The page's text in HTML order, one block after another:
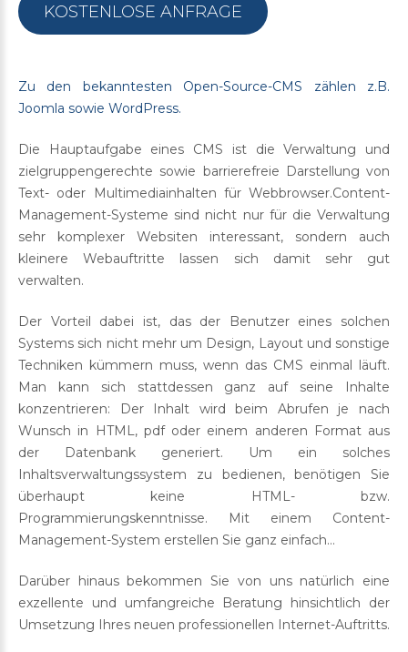
KOSTENLOSE ANFRAGE
Zu den bekanntesten Open-Source-CMS zählen z.B.
Joomla sowie WordPress.
Die Hauptaufgabe eines CMS ist die Verwaltung und
zielgruppengerechte sowie barrierefreie Darstellung von
Text- oder Multimediainhalten für Webbrowser.Content-
Management-Systeme sind nicht nur für die Verwaltung
sehr komplexer Websiten interessant, sondern auch
kleinere Webauftritte lassen sich damit sehr gut
verwalten.
Der Vorteil dabei ist, das der Benutzer eines solchen
Systems sich nicht mehr um Design, Layout und sonstige
Techniken kümmern muss, wenn das CMS einmal läuft.
Man kann sich stattdessen ganz auf seine Inhalte
konzentrieren: Der Inhalt wird beim Abrufen je nach
Wunsch in HTML, pdf oder einem anderen Format aus
der Datenbank generiert. Um ein solches
Inhaltsverwaltungssystem zu bedienen, benötigen Sie
überhaupt keine HTML- bzw.
Programmierungskenntnisse. Mit einem Content-
Management-System erstellen Sie ganz einfach...
Darüber hinaus bekommen Sie von uns natürlich eine
exzellente und umfangreiche Beratung hinsichtlich der
Umsetzung Ihres neuen professionellen Internet-Auftritts.